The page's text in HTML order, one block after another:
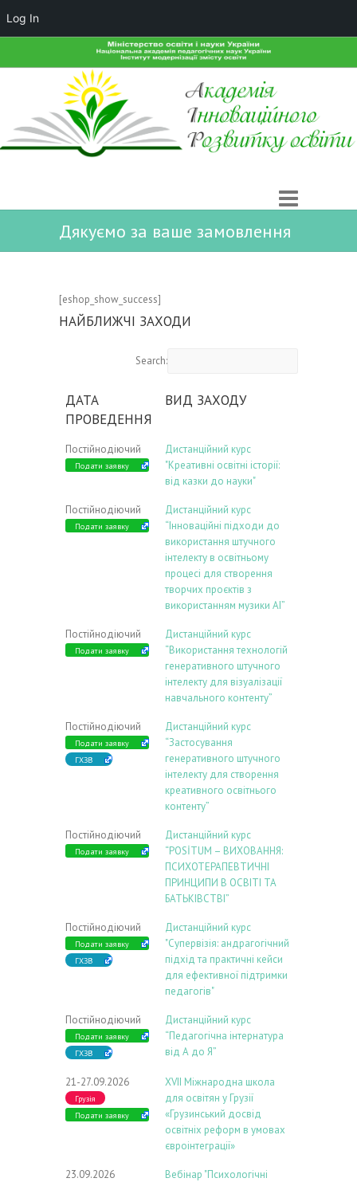
Дякуємо за ваше замовлення
[eshop_show_success]
НАЙБЛИЖЧІ ЗАХОДИ
Search:
ДАТА
ПРОВЕДЕННЯ
ВИД ЗАХОДУ
Постійнодіючий
Подати заявку
Дистанційний курс
"Креативні освітні історії:
від казки до науки"
Постійнодіючий
Подати заявку
Дистанційний курс
“Інноваційні підходи до
використання штучного
інтелекту в освітньому
процесі для створення
творчих проєктів з
використанням музики АІ”
Постійнодіючий
Подати заявку
Дистанційний курс
“Використання технологій
генеративного штучного
інтелекту для візуалізації
навчального контенту”
Постійнодіючий
Подати заявку
ГХЗВ
Дистанційний курс
“Застосування
генеративного штучного
інтелекту для створення
креативного освітнього
контенту”
Постійнодіючий
Подати заявку
Дистанційний курс
“POSİTUM – ВИХОВАННЯ:
ПСИХОТЕРАПЕВТИЧНІ
ПРИНЦИПИ В ОСВІТІ ТА
БАТЬКІВСТВІ”
Постійнодіючий
Подати заявку
ГХЗВ
Дистанційний курс
"Супервізія: андрагогічний
підхід та практичні кейси
для ефективної підтримки
педагогів"
Постійнодіючий
Подати заявку
ГХЗВ
Дистанційний курс
“Педагогічна інтернатура
від А до Я”
21-27.09.2026
Грузія
Подати заявку
ХVIІ Міжнародна школа
для освітян у Грузії
«Грузинський досвід
освітніх реформ в умовах
євроінтеграції»
23.09.2026
Вебінар "Психологічні
Log In